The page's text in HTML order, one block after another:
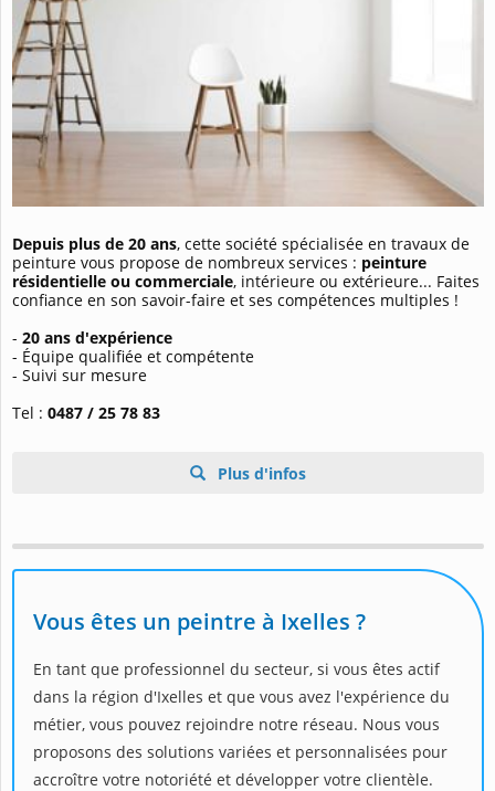
Depuis plus de 20 ans, cette société spécialisée en travaux de
peinture vous propose de nombreux services : peinture
résidentielle ou commerciale, intérieure ou extérieure... Faites
confiance en son savoir-faire et ses compétences multiples !
- 20 ans d'expérience
- Équipe qualifiée et compétente
- Suivi sur mesure
Tel : 0487 / 25 78 83
Plus d'infos
Vous êtes un peintre à Ixelles ?
En tant que professionnel du secteur, si vous êtes actif
dans la région d'Ixelles et que vous avez l'expérience du
métier, vous pouvez rejoindre notre réseau. Nous vous
proposons des solutions variées et personnalisées pour
accroître votre notoriété et développer votre clientèle.